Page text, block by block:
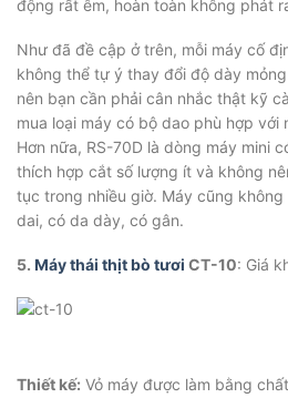
động rất êm, hoàn toàn không phát
Như đã đề cập ở trên, mỗi máy cố
không thể tự ý thay đổi độ dày
nên bạn cần phải cân nhắc thật kỹ
mua loại máy có bộ dao phù hợp với
Hơn nữa, RS-70D là dòng máy mini
thích hợp cắt số lượng ít và không
tục trong nhiều giờ. Máy cũng
dai, có da dày, có gân.
5. Máy thái thịt bò tươi CT-10: Giá
Thiết kế: Vỏ máy được làm bằng